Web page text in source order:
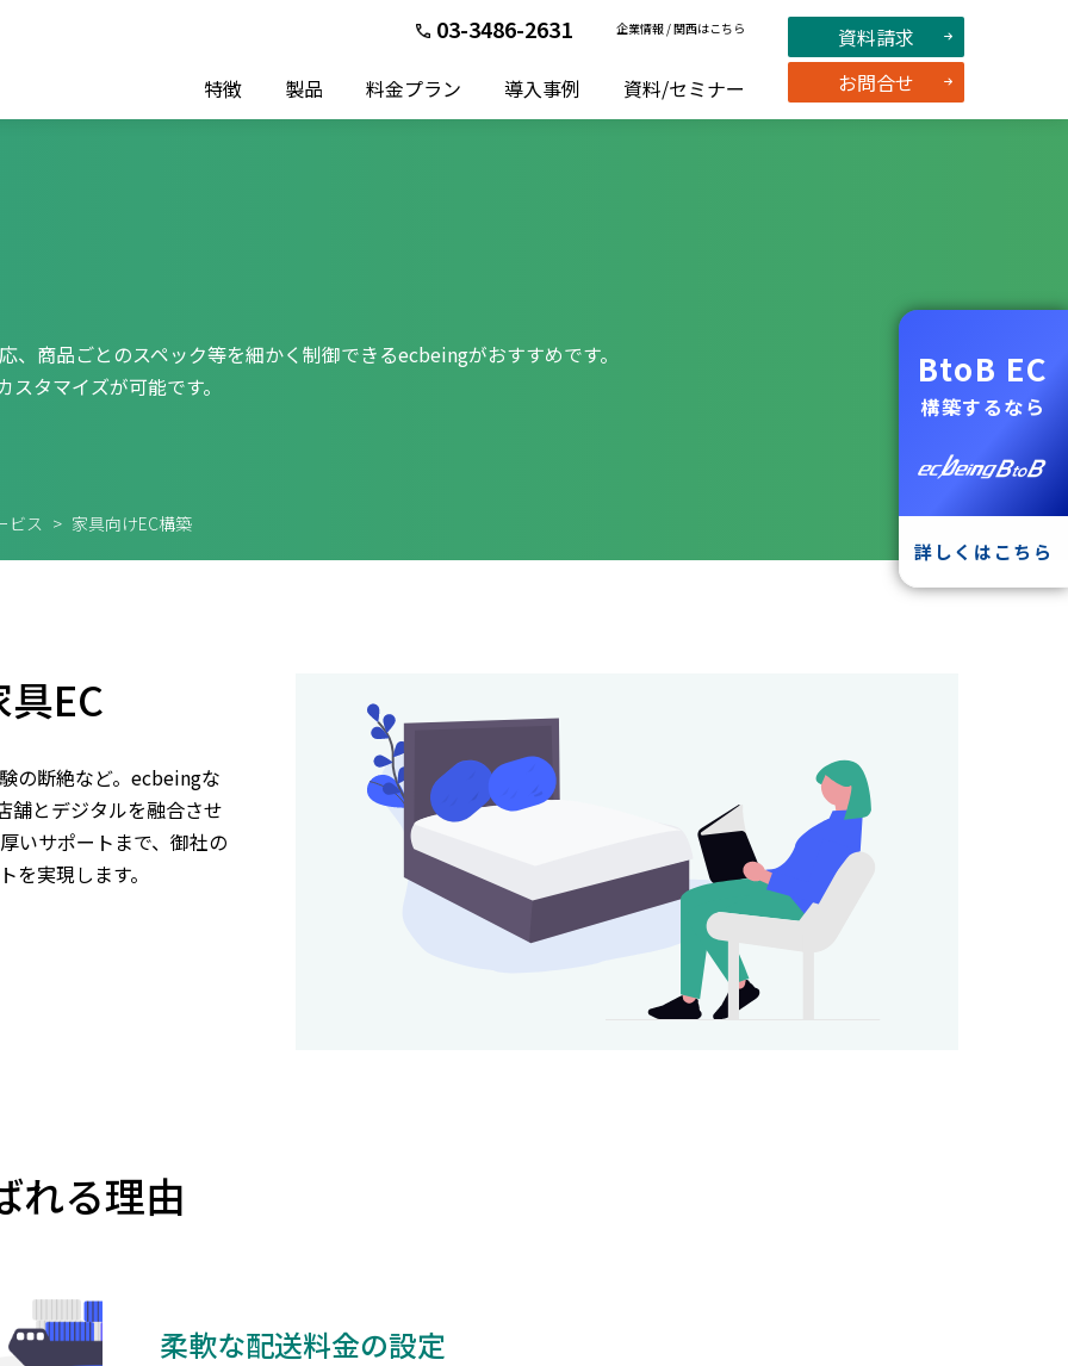
03-3486-2631 企業情報/関西はこちら
特徴 製品 料金プラン 導入事例 資料/セミナー
資料請求
お問合せ
BtoB EC
構築するなら
詳しくはこちら
商品ごとのスペック等を細かく制御できるecbeingがおすすめです。
タマイズが可能です。
ビス > 家具向けEC構築
EC
の断絶など。ecbeingな
舗とデジタルを融合させ
いサポートまで、御社の
実現します。
れる理由
柔軟な配送料金の設定